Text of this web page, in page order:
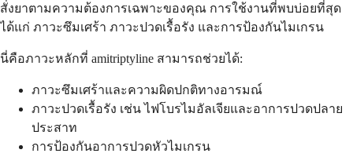
สั่งยาตามความต้องการเฉพาะของคุณ การใช้งานที่พบบ่อยที่สุด
ได้แก่ ภาวะซึมเศร้า ภาวะปวดเรื้อรัง และการป้องกันไมเกรน
นี่คือภาวะหลักที่ amitriptyline สามารถช่วยได้:
ภาวะซึมเศร้าและความผิดปกติทางอารมณ์
ภาวะปวดเรื้อรัง เช่น ไฟโบรไมอัลเจียและอาการปวดปลาย
ประสาท
การป้องกันอาการปวดหัวไมเกรน